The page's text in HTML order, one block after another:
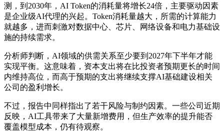
测，到2030年，AI Token的消耗量将增长24倍，主要驱动因素
是企业级AI代理的兴起。Token消耗量越大，所需的计算能力
就越多，进而刺激对数据中心、芯片、网络设备和电力基础设
施的持续需求。
分析师判断，AI领域的供需关系至少要到2027年下半年才能
实现平衡。这意味着，资本支出将在比投资者预期更长的时间
内维持高位，而高于预期的支出将继续支撑AI基础建设相关
公司的盈利增长。
不过，报告中同样指出了若干风险与制约因素。一些公司近期
反映，AI工具带来了大量新增费用，但生产效率的提升能否
覆盖模型成本，仍有待观察。